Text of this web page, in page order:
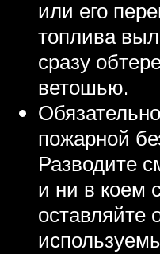
или его
топлива
сразу
ветошью.
пожарной
Разводите
и ни в коем
оставляйте